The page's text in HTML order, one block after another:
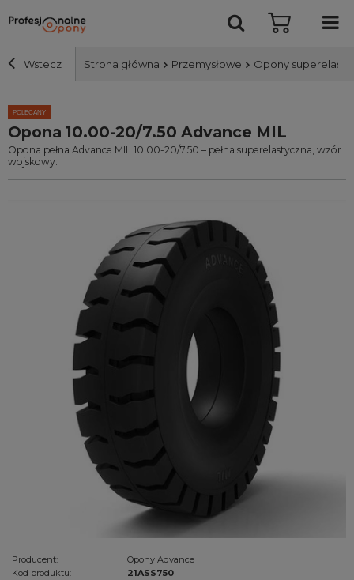
Wstecz Strona główna Przemysłowe Opony
Szerokość i profil
Średnica
POLECANY
Opona 10.00-20/7.50 Advance MIL
Opona pełna Advance MIL 10.00-20/7.50 – pełna superelastyczna, wzór
wojskowy.
Producent:
Opony Advance
Kod produktu:
21ASS750